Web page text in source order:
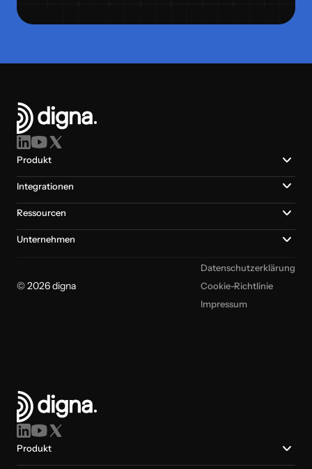
Produkt
Integrationen
Ressourcen
Unternehmen
© 2026 digna
Datenschutzerklärung
Cookie-Richtlinie
Impressum
Produkt